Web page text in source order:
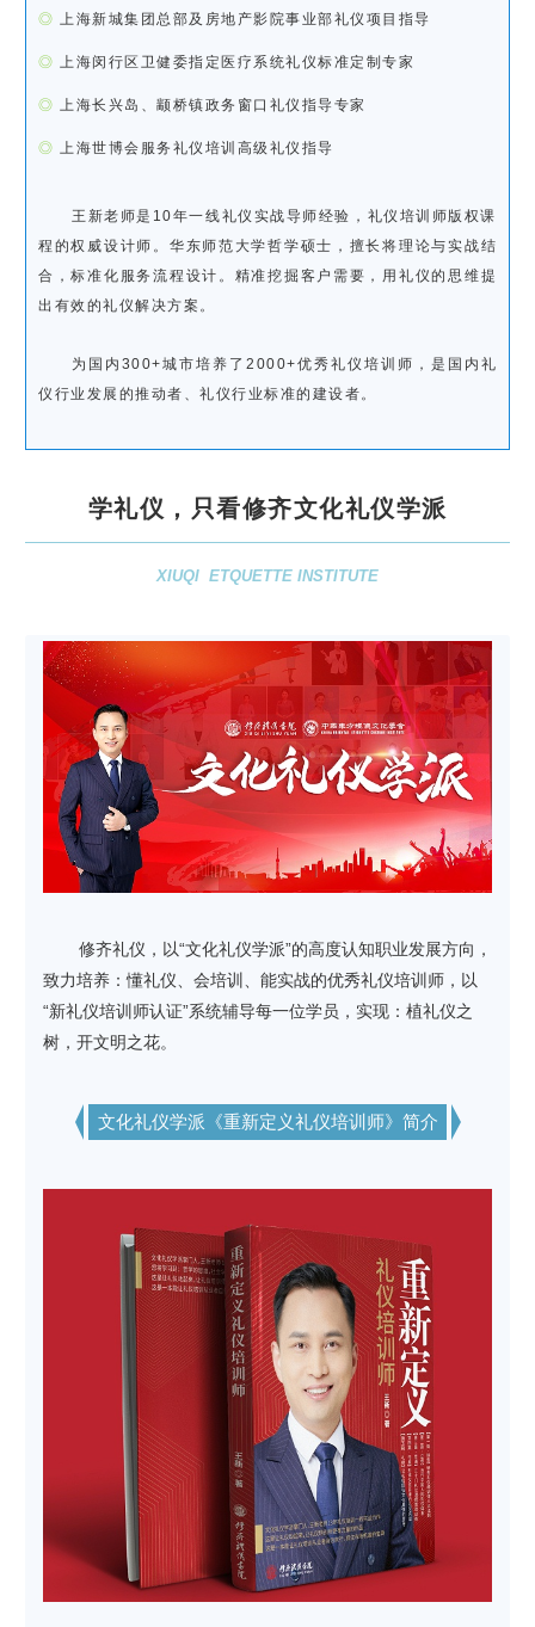
◎ 上海新城集团总部及房地产影院事业部礼仪项目指导
◎ 上海闵行区卫健委指定医疗系统礼仪标准定制专家
◎ 上海长兴岛、颛桥镇政务窗口礼仪指导专家
◎ 上海世博会服务礼仪培训高级礼仪指导
王新老师是10年一线礼仪实战导师经验，礼仪培训师版权课
程的权威设计师。华东师范大学哲学硕士，擅长将理论与实战结
合，标准化服务流程设计。精准挖掘客户需要，用礼仪的思维提
出有效的礼仪解决方案。
为国内300+城市培养了2000+优秀礼仪培训师，是国内礼
仪行业发展的推动者、礼仪行业标准的建设者。
学礼仪，只看修齐文化礼仪学派
XIUQI ETQUETTE INSTITUTE
修齐礼仪，以“文化礼仪学派”的高度认知职业发展方向，
致力培养：懂礼仪、会培训、能实战的优秀礼仪培训师，以
“新礼仪培训师认证”系统辅导每一位学员，实现：植礼仪之
树，开文明之花。
文化礼仪学派《重新定义礼仪培训师》简介